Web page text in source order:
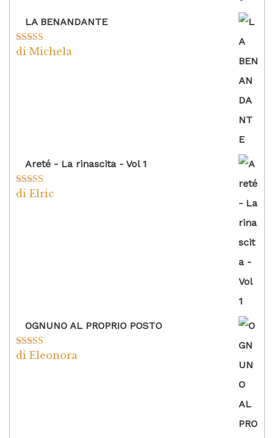
LA BENANDANTE
Valutato5su
di Michela
Areté - La rinascita - Vol 1
Valutato5
di Elric
OGNUNO AL PROPRIO POSTO
Valutato5su
di Eleonora